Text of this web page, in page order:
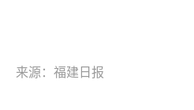
来源：福建日报